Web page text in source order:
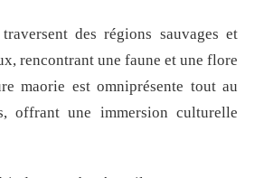
des régions sauvages et
rencontrant une faune et une flore
maorie est omniprésente tout au
offrant une immersion culturelle